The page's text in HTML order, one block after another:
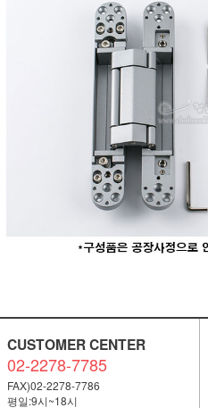
CUSTOMER CENTER
02-2278-7785
FAX)02-2278-7786
평일:9시~18시